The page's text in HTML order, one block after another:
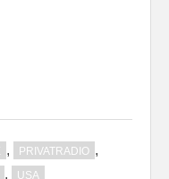
, PRIVATRADIO ,
, USA